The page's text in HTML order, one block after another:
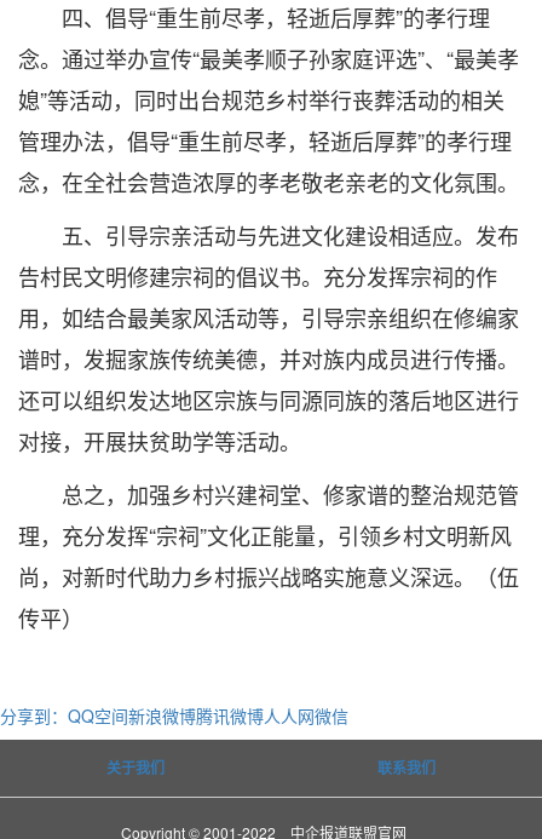
四、倡导“重生前尽孝，轻逝后厚葬”的孝行理
念。通过举办宣传“最美孝顺子孙家庭评选”、“最美孝
媳”等活动，同时出台规范乡村举行丧葬活动的相关
管理办法，倡导“重生前尽孝，轻逝后厚葬”的孝行理
念，在全社会营造浓厚的孝老敬老亲老的文化氛围。
五、引导宗亲活动与先进文化建设相适应。发布
告村民文明修建宗祠的倡议书。充分发挥宗祠的作
用，如结合最美家风活动等，引导宗亲组织在修编家
谱时，发掘家族传统美德，并对族内成员进行传播。
还可以组织发达地区宗族与同源同族的落后地区进行
对接，开展扶贫助学等活动。
总之，加强乡村兴建祠堂、修家谱的整治规范管
理，充分发挥“宗祠”文化正能量，引领乡村文明新风
尚，对新时代助力乡村振兴战略实施意义深远。（伍
传平）
分享到： QQ空间新浪微博腾讯微博人人网微信
关于我们 联系我们
Copyright © 2001-2022 中企报道联盟官网